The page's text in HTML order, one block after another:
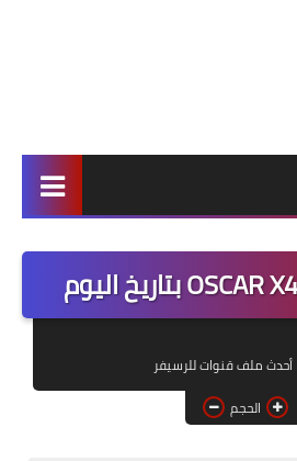
برامج وتطبيقات
تحديث الرسيفرات
أحدث ملف قنوات للرسيفر
الحجم